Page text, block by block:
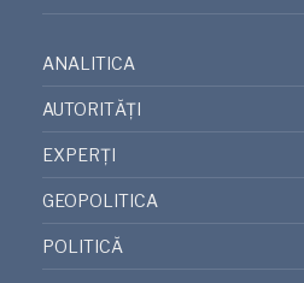
ANALITICA
AUTORITĂȚI
EXPERȚI
GEOPOLITICA
POLITICĂ